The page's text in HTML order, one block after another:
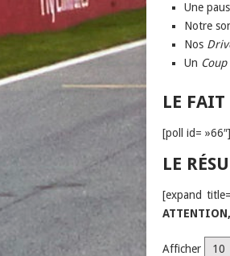
Une
Notre
Nos
Un Coup
LE
[poll id= »66″]
LE
[expand
Afficher